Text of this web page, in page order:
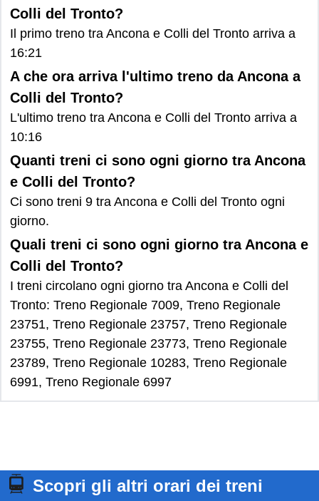
Colli del Tronto?
Il primo treno tra Ancona e Colli del Tronto arriva a
16:21
A che ora arriva l'ultimo treno da Ancona a
Colli del Tronto?
L'ultimo treno tra Ancona e Colli del Tronto arriva a
10:16
Quanti treni ci sono ogni giorno tra Ancona
e Colli del Tronto?
Ci sono treni 9 tra Ancona e Colli del Tronto ogni
giorno.
Quali treni ci sono ogni giorno tra Ancona e
Colli del Tronto?
I treni circolano ogni giorno tra Ancona e Colli del
Tronto: Treno Regionale 7009, Treno Regionale
23751, Treno Regionale 23757, Treno Regionale
23755, Treno Regionale 23773, Treno Regionale
23789, Treno Regionale 10283, Treno Regionale
6991, Treno Regionale 6997
Scopri gli altri orari dei treni